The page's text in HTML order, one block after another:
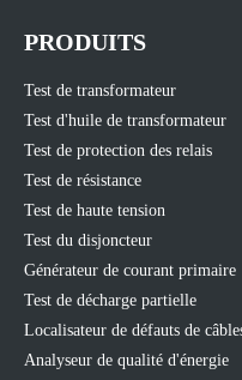
PRODUITS
Test de transformateur
Test d'huile de transformateur
Test de protection des relais
Test de résistance
Test de haute tension
Test du disjoncteur
Générateur de courant primaire
Test de décharge partielle
Localisateur de défauts de
Analyseur de qualité d'énergie